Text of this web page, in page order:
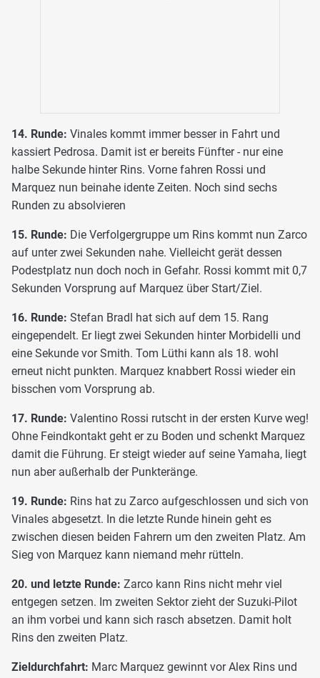
14. Runde: Vinales kommt immer besser in Fahrt und
kassiert Pedrosa. Damit ist er bereits Fünfter - nur eine
halbe Sekunde hinter Rins. Vorne fahren Rossi und
Marquez nun beinahe idente Zeiten. Noch sind sechs
Runden zu absolvieren
15. Runde: Die Verfolgergruppe um Rins kommt nun Zarco
auf unter zwei Sekunden nahe. Vielleicht gerät dessen
Podestplatz nun doch noch in Gefahr. Rossi kommt mit 0,7
Sekunden Vorsprung auf Marquez über Start/Ziel.
16. Runde: Stefan Bradl hat sich auf dem 15. Rang
eingependelt. Er liegt zwei Sekunden hinter Morbidelli und
eine Sekunde vor Smith. Tom Lüthi kann als 18. wohl
erneut nicht punkten. Marquez knabbert Rossi wieder ein
bisschen vom Vorsprung ab.
17. Runde: Valentino Rossi rutscht in der ersten Kurve weg!
Ohne Feindkontakt geht er zu Boden und schenkt Marquez
damit die Führung. Er steigt wieder auf seine Yamaha, liegt
nun aber außerhalb der Punkteränge.
19. Runde: Rins hat zu Zarco aufgeschlossen und sich von
Vinales abgesetzt. In die letzte Runde hinein geht es
zwischen diesen beiden Fahrern um den zweiten Platz. Am
Sieg von Marquez kann niemand mehr rütteln.
20. und letzte Runde: Zarco kann Rins nicht mehr viel
entgegen setzen. Im zweiten Sektor zieht der Suzuki-Pilot
an ihm vorbei und kann sich rasch absetzen. Damit holt
Rins den zweiten Platz.
Zieldurchfahrt: Marc Marquez gewinnt vor Alex Rins und